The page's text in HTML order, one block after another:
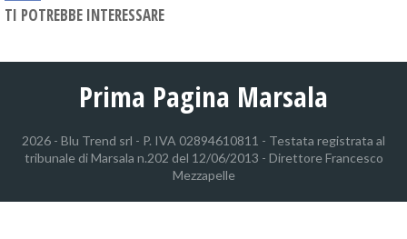
TI POTREBBE INTERESSARE
Prima Pagina Marsala
2026 - Blu Trend srl - P. IVA 02894610811 - Testata registrata al
tribunale di Marsala n.202 del 12/06/2013 - Direttore Francesco
Mezzapelle